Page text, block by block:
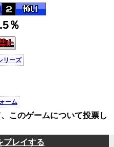
％
リーズ
ーム
このゲームについて投票し
プレイする